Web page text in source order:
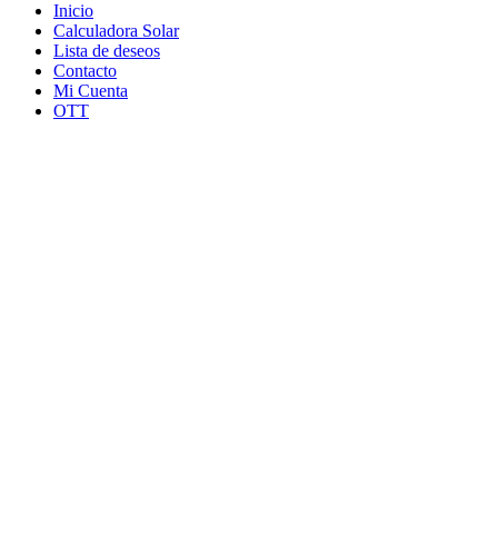
Inicio
Calculadora Solar
Lista de deseos
Contacto
Mi Cuenta
OTT